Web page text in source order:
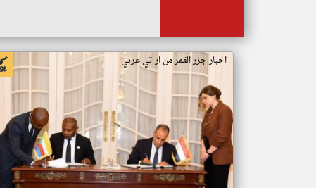
اخبار جزر القمر من ار تي عربي